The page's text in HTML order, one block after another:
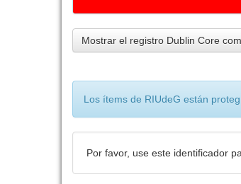
Mostrar el registro Dublin Core
Los ítems de RIUdeG están
Por favor, use este identificador